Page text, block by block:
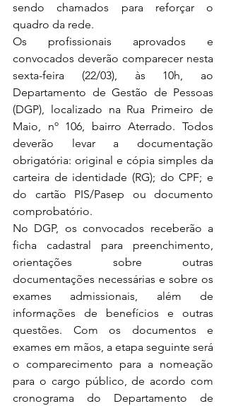
sendo chamados para reforçar o
quadro da rede.
Os profissionais aprovados e
convocados deverão comparecer nesta
sexta-feira (22/03), às 10h, ao
Departamento de Gestão de Pessoas
(DGP), localizado na Rua Primeiro de
Maio, nº 106, bairro Aterrado. Todos
deverão levar a documentação
obrigatória: original e cópia simples da
carteira de identidade (RG); do CPF; e
do cartão PIS/Pasep ou documento
comprobatório.
No DGP, os convocados receberão a
ficha cadastral para preenchimento,
orientações sobre outras
documentações necessárias e sobre os
exames admissionais, além de
informações de benefícios e outras
questões. Com os documentos e
exames em mãos, a etapa seguinte será
o comparecimento para a nomeação
para o cargo público, de acordo com
cronograma do Departamento de